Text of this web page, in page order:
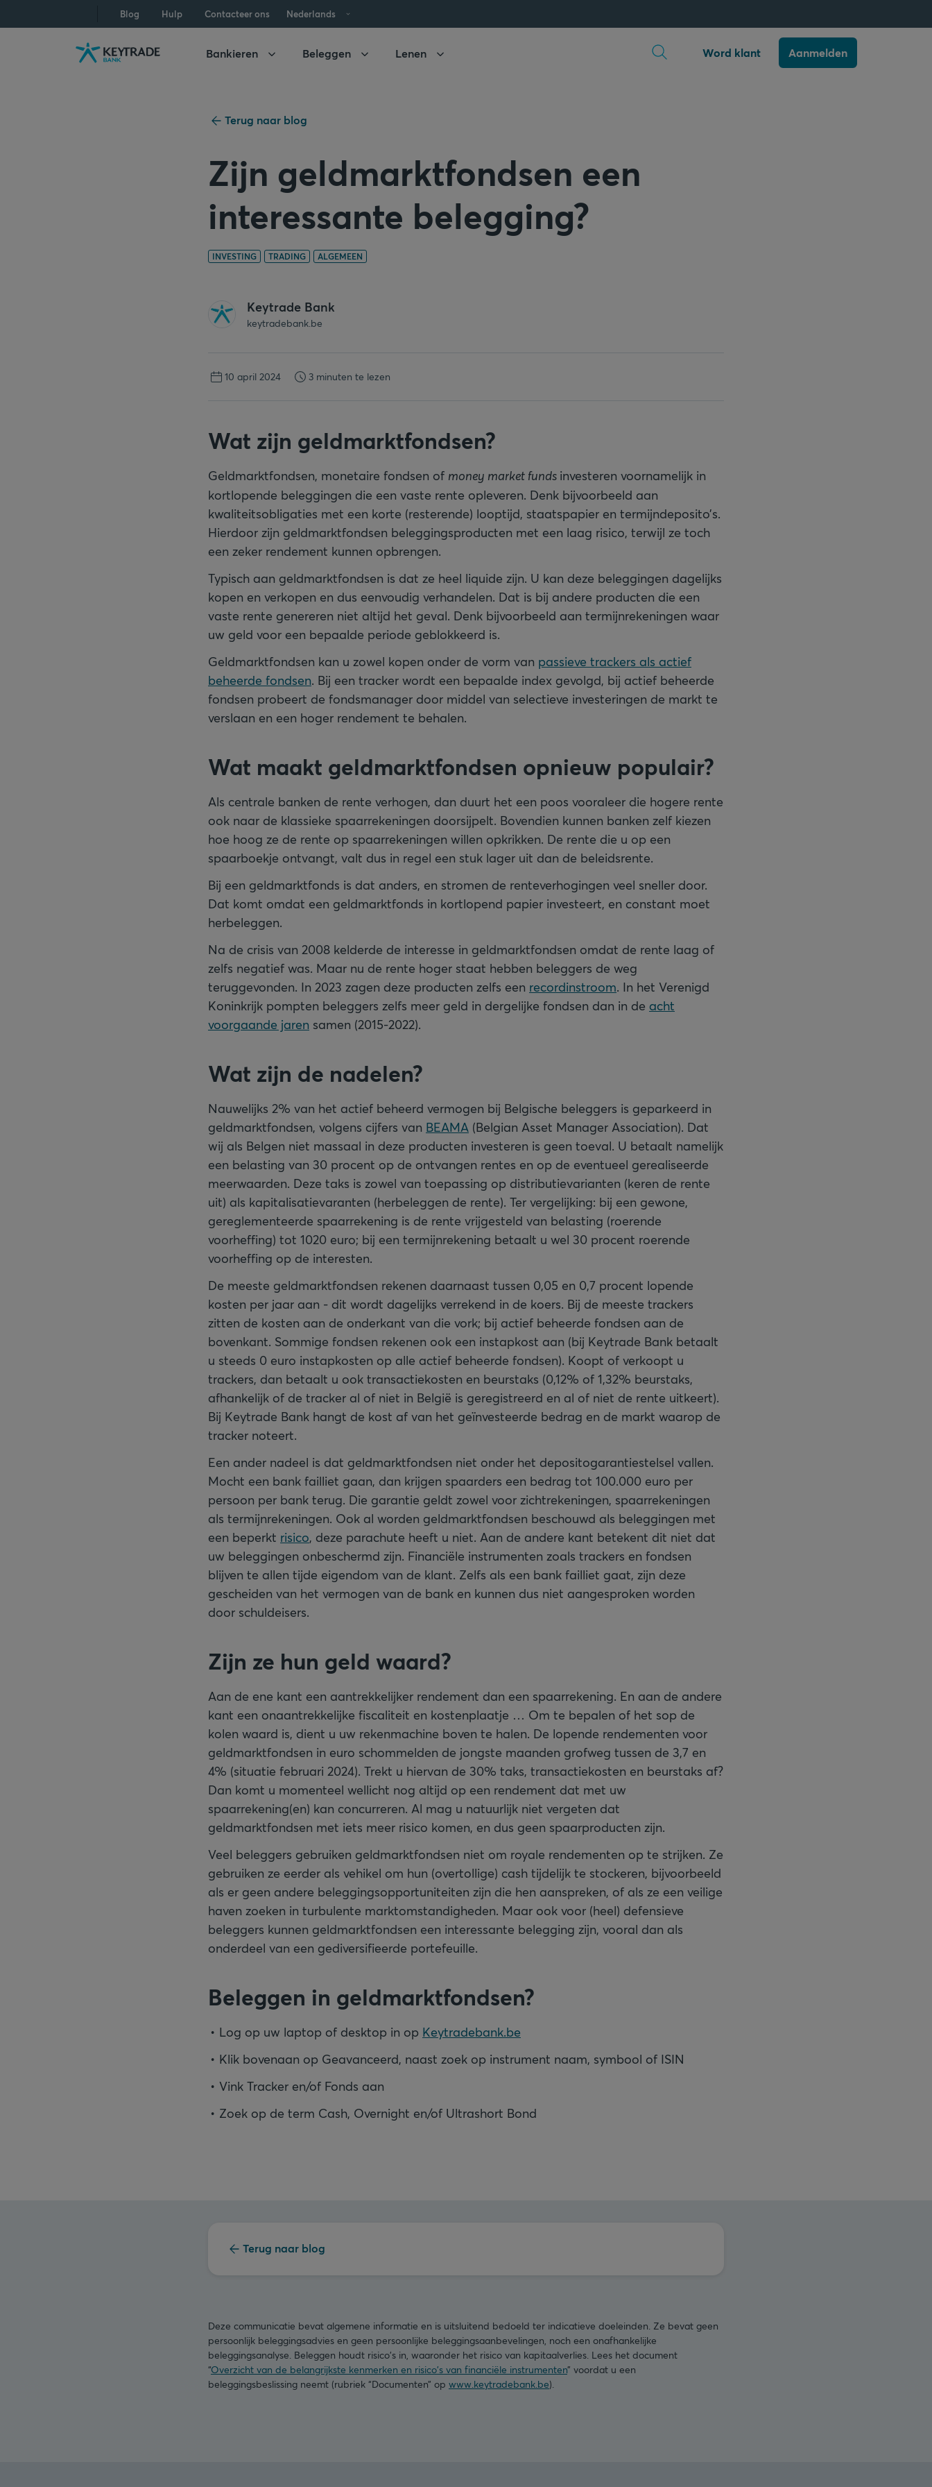
navigatie
aanmelden
inhoud
Blog Hulp Contacteer ons Nederlands
Bankieren Beleggen Lenen Word klant Aanmelden
Terug naar blog
Zijn geldmarktfondsen een
interessante belegging?
INVESTING TRADING ALGEMEEN
Keytrade Bank
keytradebank.be
10 april 2024 3 minuten te lezen
Wat zijn geldmarktfondsen?
Geldmarktfondsen, monetaire fondsen of money market funds investeren voornamelijk in
kortlopende beleggingen die een vaste rente opleveren. Denk bijvoorbeeld aan
kwaliteitsobligaties met een korte (resterende) looptijd, staatspapier en termijndeposito’s.
Hierdoor zijn geldmarktfondsen beleggingsproducten met een laag risico, terwijl ze toch
een zeker rendement kunnen opbrengen.
Typisch aan geldmarktfondsen is dat ze heel liquide zijn. U kan deze beleggingen dagelijks
kopen en verkopen en dus eenvoudig verhandelen. Dat is bij andere producten die een
vaste rente genereren niet altijd het geval. Denk bijvoorbeeld aan termijnrekeningen waar
uw geld voor een bepaalde periode geblokkeerd is.
Geldmarktfondsen kan u zowel kopen onder de vorm van passieve trackers als actief
beheerde fondsen. Bij een tracker wordt een bepaalde index gevolgd, bij actief beheerde
fondsen probeert de fondsmanager door middel van selectieve investeringen de markt te
verslaan en een hoger rendement te behalen.
Wat maakt geldmarktfondsen opnieuw populair?
Als centrale banken de rente verhogen, dan duurt het een poos vooraleer die hogere rente
ook naar de klassieke spaarrekeningen doorsijpelt. Bovendien kunnen banken zelf kiezen
hoe hoog ze de rente op spaarrekeningen willen opkrikken. De rente die u op een
spaarboekje ontvangt, valt dus in regel een stuk lager uit dan de beleidsrente.
Bij een geldmarktfonds is dat anders, en stromen de renteverhogingen veel sneller door.
Dat komt omdat een geldmarktfonds in kortlopend papier investeert, en constant moet
herbeleggen.
Na de crisis van 2008 kelderde de interesse in geldmarktfondsen omdat de rente laag of
zelfs negatief was. Maar nu de rente hoger staat hebben beleggers de weg
teruggevonden. In 2023 zagen deze producten zelfs een recordinstroom. In het Verenigd
Koninkrijk pompten beleggers zelfs meer geld in dergelijke fondsen dan in de acht
voorgaande jaren samen (2015-2022).
Wat zijn de nadelen?
Nauwelijks 2% van het actief beheerd vermogen bij Belgische beleggers is geparkeerd in
geldmarktfondsen, volgens cijfers van BEAMA (Belgian Asset Manager Association). Dat
wij als Belgen niet massaal in deze producten investeren is geen toeval. U betaalt namelijk
een belasting van 30 procent op de ontvangen rentes en op de eventueel gerealiseerde
meerwaarden. Deze taks is zowel van toepassing op distributievarianten (keren de rente
uit) als kapitalisatievaranten (herbeleggen de rente). Ter vergelijking: bij een gewone,
gereglementeerde spaarrekening is de rente vrijgesteld van belasting (roerende
voorheffing) tot 1020 euro; bij een termijnrekening betaalt u wel 30 procent roerende
voorheffing op de interesten.
De meeste geldmarktfondsen rekenen daarnaast tussen 0,05 en 0,7 procent lopende
kosten per jaar aan - dit wordt dagelijks verrekend in de koers. Bij de meeste trackers
zitten de kosten aan de onderkant van die vork; bij actief beheerde fondsen aan de
bovenkant. Sommige fondsen rekenen ook een instapkost aan (bij Keytrade Bank betaalt
u steeds 0 euro instapkosten op alle actief beheerde fondsen). Koopt of verkoopt u
trackers, dan betaalt u ook transactiekosten en beurstaks (0,12% of 1,32% beurstaks,
afhankelijk of de tracker al of niet in België is geregistreerd en al of niet de rente uitkeert).
Bij Keytrade Bank hangt de kost af van het geïnvesteerde bedrag en de markt waarop de
tracker noteert.
Een ander nadeel is dat geldmarktfondsen niet onder het depositogarantiestelsel vallen.
Mocht een bank failliet gaan, dan krijgen spaarders een bedrag tot 100.000 euro per
persoon per bank terug. Die garantie geldt zowel voor zichtrekeningen, spaarrekeningen
als termijnrekeningen. Ook al worden geldmarktfondsen beschouwd als beleggingen met
een beperkt risico, deze parachute heeft u niet. Aan de andere kant betekent dit niet dat
uw beleggingen onbeschermd zijn. Financiële instrumenten zoals trackers en fondsen
blijven te allen tijde eigendom van de klant. Zelfs als een bank failliet gaat, zijn deze
gescheiden van het vermogen van de bank en kunnen dus niet aangesproken worden
door schuldeisers.
Zijn ze hun geld waard?
Aan de ene kant een aantrekkelijker rendement dan een spaarrekening. En aan de andere
kant een onaantrekkelijke fiscaliteit en kostenplaatje … Om te bepalen of het sop de
kolen waard is, dient u uw rekenmachine boven te halen. De lopende rendementen voor
geldmarktfondsen in euro schommelden de jongste maanden grofweg tussen de 3,7 en
4% (situatie februari 2024). Trekt u hiervan de 30% taks, transactiekosten en beurstaks af?
Dan komt u momenteel wellicht nog altijd op een rendement dat met uw
spaarrekening(en) kan concurreren. Al mag u natuurlijk niet vergeten dat
geldmarktfondsen met iets meer risico komen, en dus geen spaarproducten zijn.
Veel beleggers gebruiken geldmarktfondsen niet om royale rendementen op te strijken. Ze
gebruiken ze eerder als vehikel om hun (overtollige) cash tijdelijk te stockeren, bijvoorbeeld
als er geen andere beleggingsopportuniteiten zijn die hen aanspreken, of als ze een veilige
haven zoeken in turbulente marktomstandigheden. Maar ook voor (heel) defensieve
beleggers kunnen geldmarktfondsen een interessante belegging zijn, vooral dan als
onderdeel van een gediversifieerde portefeuille.
Beleggen in geldmarktfondsen?
Log op uw laptop of desktop in op Keytradebank.be
Klik bovenaan op Geavanceerd, naast zoek op instrument naam, symbool of ISIN
Vink Tracker en/of Fonds aan
Zoek op de term Cash, Overnight en/of Ultrashort Bond
Terug naar blog
Deze communicatie bevat algemene informatie en is uitsluitend bedoeld ter indicatieve doeleinden. Ze bevat geen
persoonlijk beleggingsadvies en geen persoonlijke beleggingsaanbevelingen, noch een onafhankelijke
beleggingsanalyse. Beleggen houdt risico's in, waaronder het risico van kapitaalverlies. Lees het document
“Overzicht van de belangrijkste kenmerken en risico's van financiële instrumenten” voordat u een
beleggingsbeslissing neemt (rubriek “Documenten” op www.keytradebank.be).